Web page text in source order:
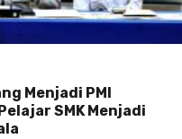
Menjadi PMI
SMK Menjadi